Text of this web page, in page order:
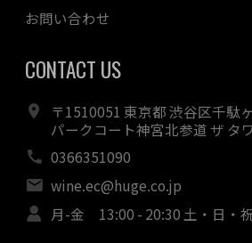
お問い合わせ
CONTACT US
〒1510051 東京都 渋谷区千駄
パークコート神宮北参道 ザ タ
0366351090
wine.ec@huge.co.jp
月-金 13:00 - 20:30 土・日・